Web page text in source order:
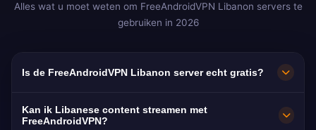
Alles wat u moet weten om FreeAndroidVPN Libanon servers te
gebruiken in 2026
Is de FreeAndroidVPN Libanon server echt gratis?
gratis zonder verborgen kosten, proefperiodes
Kan ik Libanese content streamen met
FreeAndroidVPN?